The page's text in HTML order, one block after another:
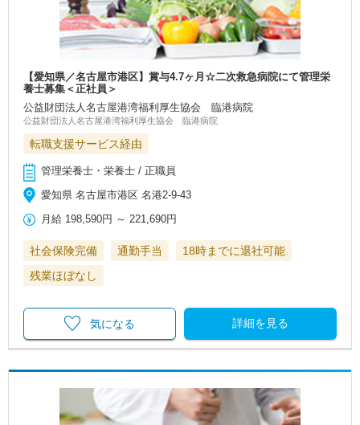
【愛知県／名古屋市港区】賞与4.7ヶ月☆二次救急病院にて管理栄
養士募集＜正社員＞
公益財団法人名古屋港湾福利厚生協会 臨港病院
公益財団法人名古屋港湾福利厚生協会 臨港病院
転職支援サービス経由
管理栄養士・栄養士 / 正職員
愛知県 名古屋市港区 名港2-9-43
月給 198,590円 ～ 221,690円
社会保険完備 通勤手当
18時までに退社可能
残業ほぼなし
詳細を見る
気になる